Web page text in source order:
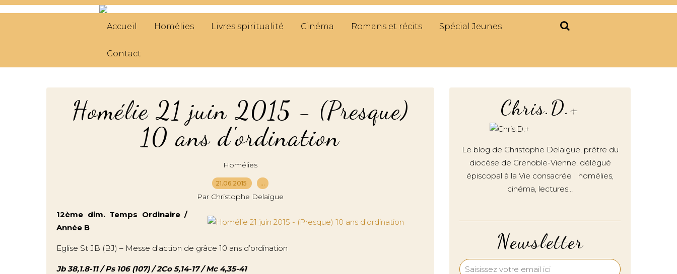
Accueil Homélies Livres spiritualité Cinéma Romans et récits Spécial Jeunes
Contact
Homélie 21 juin 2015 - (Presque)
10 ans d'ordination
Homélies
21.06.2015 …
Par Christophe Delaigue
12ème dim. Temps Ordinaire /
Année B
Eglise St JB (BJ) – Messe d'action de grâce 10 ans d’ordination
Jb 38,1.8-11 / Ps 106 (107) / 2Co 5,14-17 / Mc 4,35-41
Newsletter
Chris.D.+
Le blog de Christophe Delaigue, prêtre du
diocèse de Grenoble-Vienne, délégué
épiscopal à la Vie consacrée | homélies,
cinéma, lectures…